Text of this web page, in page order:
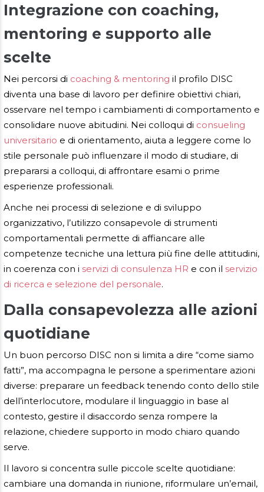
Integrazione con coaching,
mentoring e supporto alle
scelte
Nei percorsi di coaching & mentoring il profilo DISC
diventa una base di lavoro per definire obiettivi chiari,
osservare nel tempo i cambiamenti di comportamento e
consolidare nuove abitudini. Nei colloqui di consueling
universitario e di orientamento, aiuta a leggere come lo
stile personale può influenzare il modo di studiare, di
prepararsi a colloqui, di affrontare esami o prime
esperienze professionali.
Anche nei processi di selezione e di sviluppo
organizzativo, l’utilizzo consapevole di strumenti
comportamentali permette di affiancare alle
competenze tecniche una lettura più fine delle attitudini,
in coerenza con i servizi di consulenza HR e con il servizio
di ricerca e selezione del personale.
Dalla consapevolezza alle azioni
quotidiane
Un buon percorso DISC non si limita a dire “come siamo
fatti”, ma accompagna le persone a sperimentare azioni
diverse: preparare un feedback tenendo conto dello stile
dell’interlocutore, modulare il linguaggio in base al
contesto, gestire il disaccordo senza rompere la
relazione, chiedere supporto in modo chiaro quando
serve.
Il lavoro si concentra sulle piccole scelte quotidiane:
cambiare una domanda in riunione, riformulare un’email,